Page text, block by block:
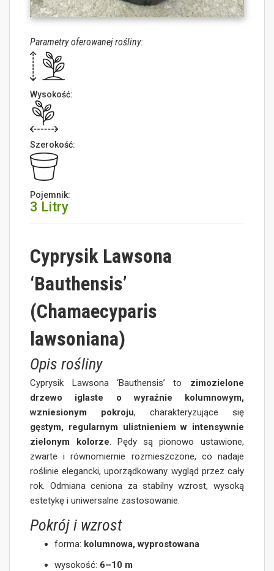
Parametry oferowanej rośliny:
Wysokość:
Szerokość:
Pojemnik:
3 Litry
Cyprysik Lawsona
‘Bauthensis’
(Chamaecyparis
lawsoniana)
Opis rośliny
Cyprysik Lawsona ‘Bauthensis’ to zimozielone
drzewo iglaste o wyraźnie kolumnowym,
wzniesionym pokroju, charakteryzujące się
gęstym, regularnym ulistnieniem w intensywnie
zielonym kolorze. Pędy są pionowo ustawione,
zwarte i równomiernie rozmieszczone, co nadaje
roślinie elegancki, uporządkowany wygląd przez cały
rok. Odmiana ceniona za stabilny wzrost, wysoką
estetykę i uniwersalne zastosowanie.
Pokrój i wzrost
forma: kolumnowa, wyprostowana
wysokość: 6–10 m